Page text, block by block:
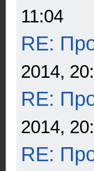
11:04
RE:
2014,
RE:
2014,
RE: